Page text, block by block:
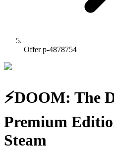
Offer p-4878754
⚡️DOOM: The
Premium
Steam